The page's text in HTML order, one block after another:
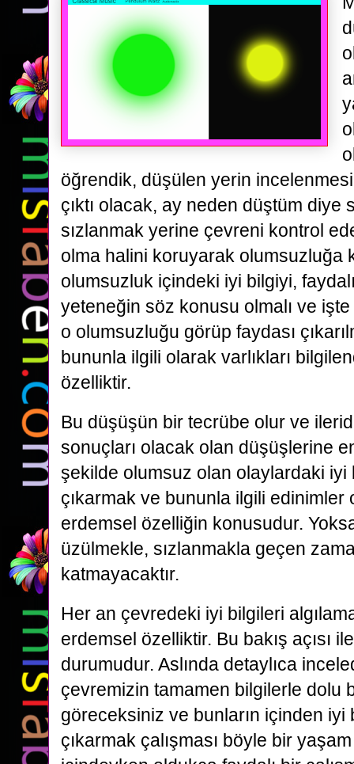
öğrendik, düşülen yerin
çıktı olacak, ay neden düştüm diye
sızlanmak yerine çevreni kontrol
olma halini koruyarak olumsuzluğa
olumsuzluk içindeki iyi bilgiyi,
yeteneğin söz konusu olmalı ve
o olumsuzluğu görüp faydası
bununla ilgili olarak varlıkları
özelliktir.
Bu düşüşün bir tecrübe olur ve
sonuçları olacak olan düşüşlerine
şekilde olumsuz olan olaylardaki iyi
çıkarmak ve bununla ilgili edinimler
erdemsel özelliğin konusudur.
üzülmekle, sızlanmakla geçen
katmayacaktır.
Her an çevredeki iyi bilgileri
erdemsel özelliktir. Bu bakış açısı
durumudur. Aslında detaylıca
çevremizin tamamen bilgilerle dolu
göreceksiniz ve bunların içinden iyi
çıkarmak çalışması böyle bir